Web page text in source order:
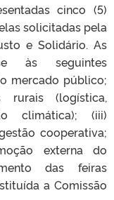
cinco (5)
solicitadas pela
e Solidário. As
se às seguintes
mercado público;
rurais (logística,
climática); (iii)
cooperativa;
externa do
das feiras
a Comissão